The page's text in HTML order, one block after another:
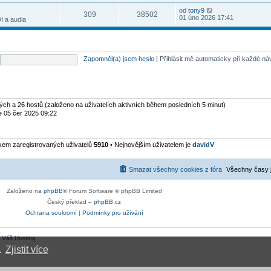
Zjistit více
k
ř
s
ě
k
n
í
p
ř
v
e
d
n
ř
í
k
t
o
s
l
í
p
ě
a
z
i
o
s
p
ř
ě
k
a audia
309 38502 od tony9
o
r
i
t
e
d
í
s
v
01 úno 2026 17:41
Zapomněl(a) jsem heslo Přihlásit mě automaticky při každé
a 26 hostů (založeno na uživatelích aktivních během posledních 5 minut)
05 čer 2025 09:22
zaregistrovaných uživatelů 5910 • Nejnovějším uživatelem je davidV
Všechny časy
Smazat všechny cookies z fóra
Založeno na phpBB® Forum Software © phpBB Limited
Český překlad – phpBB.cz
Ochrana soukromí| Podmínky pro užívání
Váš Hosting